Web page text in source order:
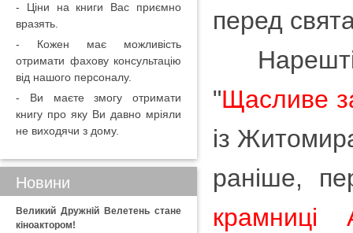
перед
"Щасливе
із
раніше,
крамниці
- Ціни на книги Вас приємно
вразять.
- Кожен має можливість
отримати фахову консультацію
від нашого персоналу.
- Ви маєте змогу отримати
книгу про яку Ви давно мріяли
не виходячи з дому.
Новини
Великий Дружній Велетень стане
кіноактором!